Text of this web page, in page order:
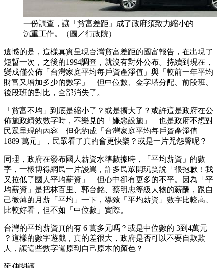
一份調查，讓「貧富差距」成了政府須致力縮小的
沉重工作。（圖／行政院）
遺憾的是，這樣真實呈現台灣貧富差距的國富報告，在出現了
短暫一次，之後的1994調查，就沒有對外公布。持續到現在，
變成僅公佈「台灣家庭平均每戶資產淨值」與「較前一年平均
財富又增加多少的數字」，但中位數、金字塔分配、前段班、
後段班的對比，全部消失了。
「貧富不均」到底是縮小了？或是擴大了？或許這是政府在公
佈施政績效數字時，不樂見的「嫌惡設施」，也是政府不想對
民眾呈現的內容，但化約成「台灣家庭平均每戶資產淨值
1889 萬元」，民眾看了真的會更快樂？或是一片咒怨聲呢？
同理，政府在發布國人薪資水準數據時，「平均薪資」的數
字，一樣博得網民一片謾罵，許多民眾開玩笑說「很抱歉！我
又拉低了國人平均薪資」，但心中卻有更多的不平。因為「平
均薪資」是把林百里、郭台銘、蔡明忠等級人物的薪酬，跟自
己微薄的月薪「平均」一下，導致「平均薪資」數字比較高、
比較好看，但不如「中位數」實際。
台灣的平均薪資真的有 6 萬多元嗎？或是中位數的 3到4萬元
？這樣的數字遊戲，真的差很大，政府是否可以不要自欺欺
人，讓這些數字還原到自己原本的顏色？
延伸閱讀